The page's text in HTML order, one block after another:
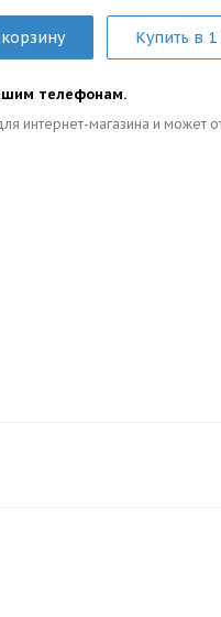
Купить в 1
телефонам.
интернет-магазина и может